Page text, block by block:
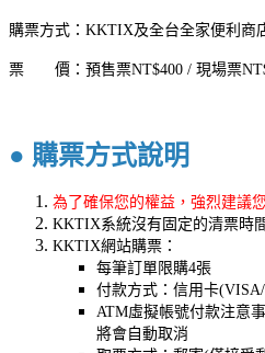
購票方式：KKTIX及全台全家便利商
票 價：預售票NT$400 / 現場票
● 購票方式說明
為了確保您的權益，強烈建議
KKTIX系統沒有固定的清票時
KKTIX網站購票：
每筆訂單限購4張
付款方式：信用卡
ATM虛擬帳號付款注意
將會自動取消